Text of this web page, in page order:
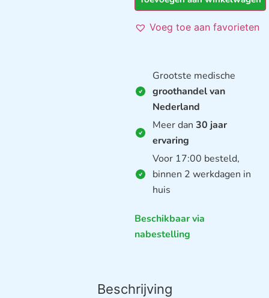
Voeg toe aan favorieten
Grootste medische
groothandel van
Nederland
Meer dan 30 jaar
ervaring
Voor 17:00 besteld,
binnen 2 werkdagen in
huis
Beschikbaar via
nabestelling
Beschrijving